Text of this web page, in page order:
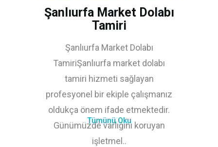
Şanlıurfa Market Dolabı
Tamiri
Şanlıurfa Market Dolabı
TamiriŞanlıurfa market dolabı
tamiri hizmeti sağlayan
profesyonel bir ekiple çalışmanız
oldukça önem ifade etmektedir.
Günümüzde varlığını koruyan
işletmel..
Tümünü Oku